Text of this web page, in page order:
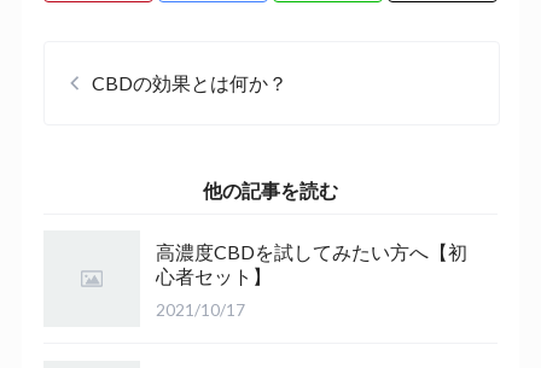
CBDの効果とは何か？
他の記事を読む
高濃度CBDを試してみたい方へ【初
心者セット】
2021/10/17